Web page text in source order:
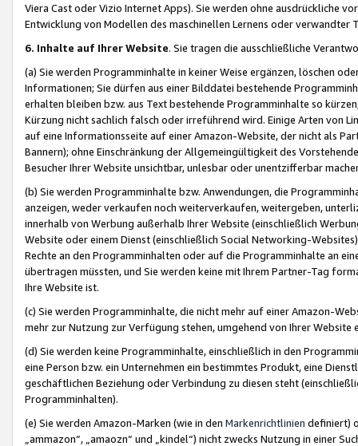
Viera Cast oder Vizio Internet Apps). Sie werden ohne ausdrückliche
Entwicklung von Modellen des maschinellen Lernens oder
6. Inhalte auf Ihrer Website. Sie tragen die ausschließliche
(a) Sie werden Programminhalte in keiner Weise ergänzen, löschen
Informationen; Sie dürfen aus einer Bilddatei bestehende
erhalten bleiben bzw. aus Text bestehende Programminhalte so
Kürzung nicht sachlich falsch oder irreführend wird. Einige Arten von
auf eine Informationsseite auf einer Amazon-Website, der nicht als
Bannern); ohne Einschränkung der Allgemeingültigkeit des
Besucher Ihrer Website unsichtbar, unlesbar oder unentzifferbar
(b) Sie werden Programminhalte bzw. Anwendungen, die
anzeigen, weder verkaufen noch weiterverkaufen, weitergeben,
innerhalb von Werbung außerhalb Ihrer Website (einschließlich
Website oder einem Dienst (einschließlich Social Networking-
Rechte an den Programminhalten oder auf die Programminhalte an
übertragen müssten, und Sie werden keine mit Ihrem Partner-Tag
Ihre Website ist.
(c) Sie werden Programminhalte, die nicht mehr auf einer Amazon-
mehr zur Nutzung zur Verfügung stehen, umgehend von Ihrer
(d) Sie werden keine Programminhalte, einschließlich in den
eine Person bzw. ein Unternehmen ein bestimmtes Produkt, eine
geschäftlichen Beziehung oder Verbindung zu diesen steht
Programminhalten).
(e) Sie werden Amazon-Marken (wie in den Markenrichtlinien definiert)
„ammazon“, „amaozn“ und „kindel“) nicht zwecks Nutzung in einer